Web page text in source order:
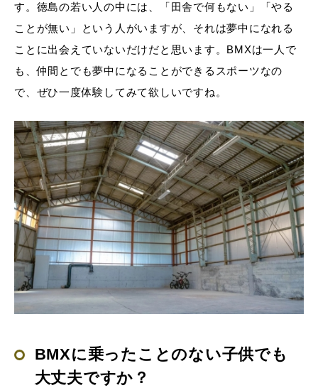
す。徳島の若い人の中には、「田舎で何もない」「やる
ことが無い」という人がいますが、それは夢中になれる
ことに出会えていないだけだと思います。BMXは一人で
も、仲間とでも夢中になることができるスポーツなの
で、ぜひ一度体験してみて欲しいですね。
BMXに乗ったことのない子供でも
大丈夫ですか？